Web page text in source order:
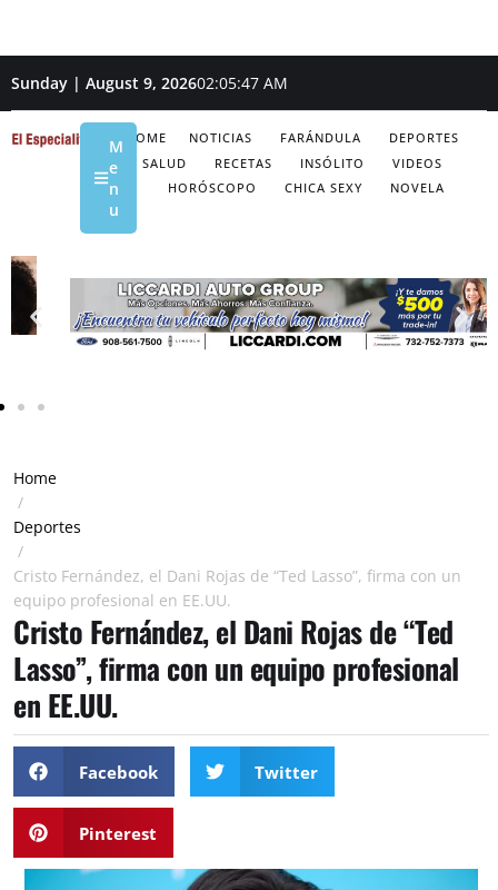
Sunday | August 9, 202602:05:48 AM
HOME NOTICIAS FARÁNDULA
DEPORTES
SALUD
RECETAS INSÓLITO
VIDEOS
HORÓSCOPO
CHICA SEXY NOVELA
M
e
n
u
Home
/
Deportes
/
Cristo Fernández, el Dani Rojas de “Ted Lasso”, firma con un
equipo profesional en EE.UU.
Cristo Fernández, el Dani Rojas de “Ted
Lasso”, firma con un equipo profesional
en EE.UU.
Facebook Twitter
Pinterest